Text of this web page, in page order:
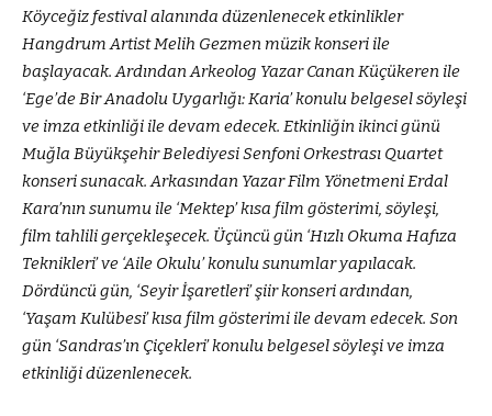
Köyceğiz festival alanında düzenlenecek etkinlikler
Hangdrum Artist Melih Gezmen müzik konseri ile
başlayacak. Ardından Arkeolog Yazar Canan Küçükeren ile
‘Ege’de Bir Anadolu Uygarlığı: Karia’ konulu belgesel söyleşi
ve imza etkinliği ile devam edecek. Etkinliğin ikinci günü
Muğla Büyükşehir Belediyesi Senfoni Orkestrası Quartet
konseri sunacak. Arkasından Yazar Film Yönetmeni Erdal
Kara’nın sunumu ile ‘Mektep’ kısa film gösterimi, söyleşi,
film tahlili gerçekleşecek. Üçüncü gün ‘Hızlı Okuma Hafıza
Teknikleri’ ve ‘Aile Okulu’ konulu sunumlar yapılacak.
Dördüncü gün, ‘Seyir İşaretleri’ şiir konseri ardından,
‘Yaşam Kulübesi’ kısa film gösterimi ile devam edecek. Son
gün ‘Sandras’ın Çiçekleri’ konulu belgesel söyleşi ve imza
etkinliği düzenlenecek.